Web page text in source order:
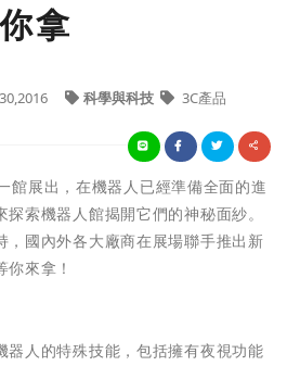
拿
科學與科技 3C產品
館展出，在機器人已經準備全面的進
索機器人館揭開它們的神秘面紗。
，國內外各大廠商在展場聯手推出新
來拿！
器人的特殊技能，包括擁有夜視功能